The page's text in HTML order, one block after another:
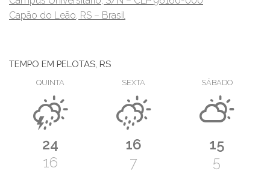
Capão do Leão, RS – Brasil
TEMPO EM PELOTAS, RS
QUINTA
24
16
SEXTA
16
7
SÁBADO
15
5